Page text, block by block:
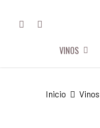
FACEBOOKINSTAGRAM
VINOS
Inicio Vinos